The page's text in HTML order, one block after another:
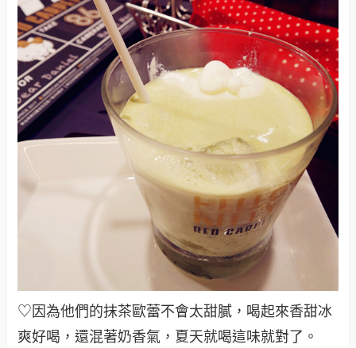
♡因為他們的抹茶歐蕾不會太甜膩，喝起來香甜冰
爽好喝，還混著奶香氣，夏天就喝這味就對了。